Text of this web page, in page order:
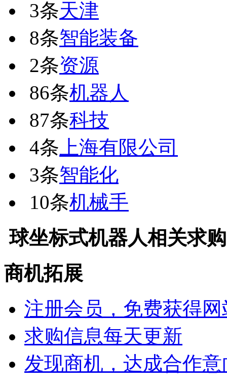
3条天津
8条智能装备
2条资源
86条机器人
87条科技
4条 上海有限公司
3条智能化
10条机械手
球坐标式机器人相关求购
商机拓展
注册会员，免费获得网
求购信息每天更新
发现商机，达成合作意